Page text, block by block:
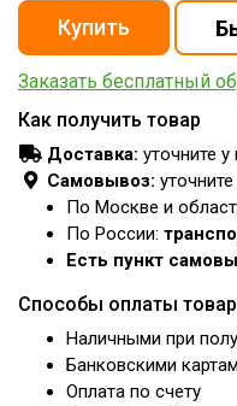
Заказать бесплатный
Как получить товар
Доставка: уточните
Самовывоз:
По Москве и
По России:
Есть пункт
Способы оплаты
Наличными при
Банковскими
Оплата по счету